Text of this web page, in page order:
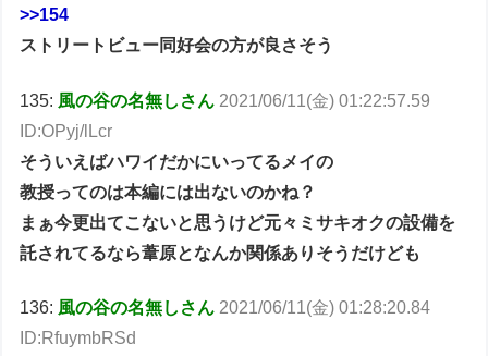
>>154
ストリートビュー同好会の方が良さそう
135: 風の谷の名無しさん 2021/06/11(金) 01:22:57.59
ID:OPyj/lLcr
そういえばハワイだかにいってるメイの
教授ってのは本編には出ないのかね？
まぁ今更出てこないと思うけど元々ミサキオクの設備を
託されてるなら葦原となんか関係ありそうだけども
136: 風の谷の名無しさん 2021/06/11(金) 01:28:20.84
ID:RfuymbRSd